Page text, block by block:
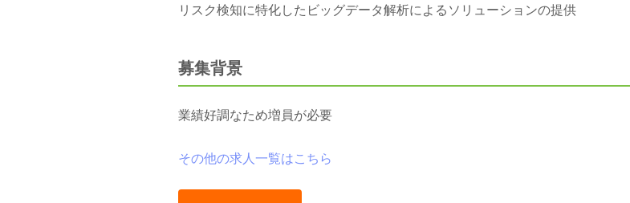
リスク検知に特化したビッグデータ解析によるソリューションの提供
募集背景
業績好調なため増員が必要
その他の求人一覧はこちら